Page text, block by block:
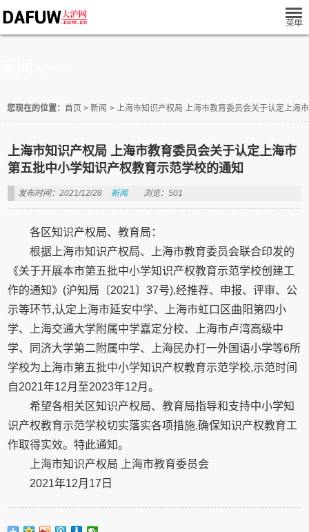
您现在的位置： 首页 > 新闻 > 上海市知识产权局 上海市教育委员会关于认定上海
上海市知识产权局 上海市教育委员会关于认定上海市
第五批中小学知识产权教育示范学校的通知
发布时间：2021/12/28 新闻 浏览：501
各区知识产权局、教育局：
根据上海市知识产权局、上海市教育委员会联合印发的
《关于开展本市第五批中小学知识产权教育示范学校创建工
作的通知》(沪知局〔2021〕37号),经推荐、申报、评审、公
示等环节,认定上海市延安中学、上海市虹口区曲阳第四小
学、上海交通大学附属中学嘉定分校、上海市卢湾高级中
学、同济大学第二附属中学、上海民办打一外国语小学等6所
学校为上海市第五批中小学知识产权教育示范学校,示范时间
自2021年12月至2023年12月。
希望各相关区知识产权局、教育局指导和支持中小学知
识产权教育示范学校切实落实各项措施,确保知识产权教育工
作取得实效。特此通知。
上海市知识产权局 上海市教育委员会
2021年12月17日